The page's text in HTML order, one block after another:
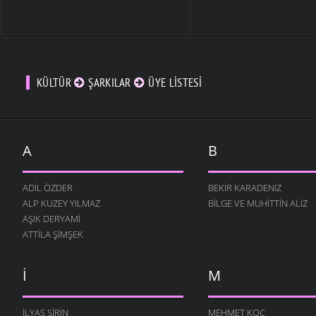
KÜLTÜR ŞARKILAR ÜYE LISTESI
A
ADIL ÖZDER
ALP KUZEY YILMAZ
AŞIK DERYAMI
ATTILA ŞIMŞEK
B
BEKIR KARADENIZ
BILGE VE MUHITTIN ALIZ
I
İLYAS ŞIRIN
M
MEHMET KOÇ